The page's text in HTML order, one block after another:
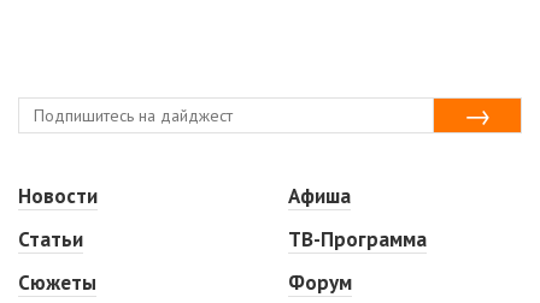
Новости
Статьи
Сюжеты
Афиша
ТВ-Программа
Форум